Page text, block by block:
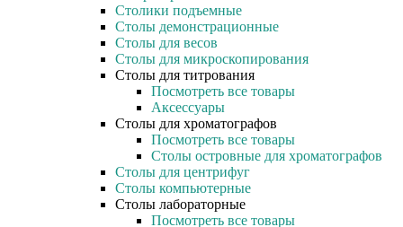
Столики подъемные
Столы демонстрационные
Столы для весов
Столы для микроскопирования
Столы для титрования
Посмотреть все товары
Аксессуары
Столы для хроматографов
Посмотреть все товары
Столы островные для хроматографов
Столы для центрифуг
Столы компьютерные
Столы лабораторные
Посмотреть все товары